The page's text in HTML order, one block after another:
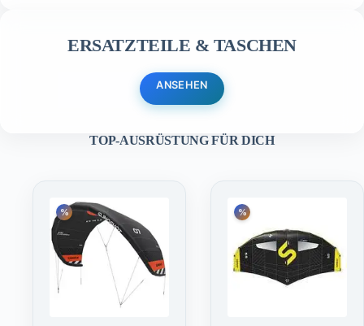
ERSATZTEILE & TASCHEN
ANSEHEN
TOP-AUSRÜSTUNG FÜR DICH